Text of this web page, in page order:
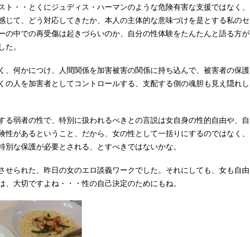
ト・・とくにジュディス・ハーマンのような危険有害な支援ではなく、
じて、どう対応してきたか、本人の主体的な意味づけを是とする私のセ
の中での再受傷は起きづらいのか、自分の性体験をたんたんと語る方が
た。
、何かにつけ、人間関係を加害被害の関係に持ち込んで、被害者の保護
の人を加害者としてコントロールする、支配する側の魂胆も見え隠れし
る弱者の性で、特別に扱われるべきとの言説は女自身の性的自由や、自
性があるということ、だから、女の性として一括りにするのではなく、
別な保護が必要とされる、とすべきではないかな。
せられた、昨日の女のエロ談義ワークでした。それにしても、女も自由
、大切ですよね・・・性の自己決定のためにもね。